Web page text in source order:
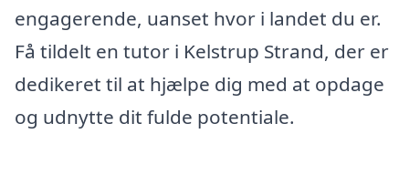
engagerende, uanset hvor i landet du er.
Få tildelt en tutor i Kelstrup Strand, der er
dedikeret til at hjælpe dig med at opdage
og udnytte dit fulde potentiale.